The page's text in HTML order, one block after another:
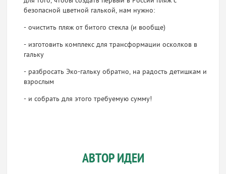
безопасной цветной галькой, нам нужно:
- очистить пляж от битого стекла (и вообще)
- изготовить комплекс для трансформации осколков в
гальку
- разбросать Эко-гальку обратно, на радость детишкам и
взрослым
- и собрать для этого требуемую сумму!
АВТОР ИДЕИ